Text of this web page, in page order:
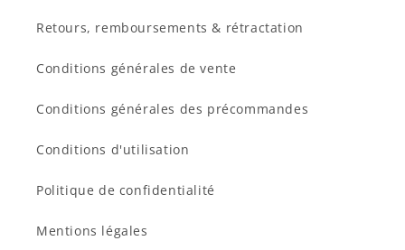
Retours, remboursements & rétractation
Conditions générales de vente
Conditions générales des précommandes
Conditions d'utilisation
Politique de confidentialité
Mentions légales